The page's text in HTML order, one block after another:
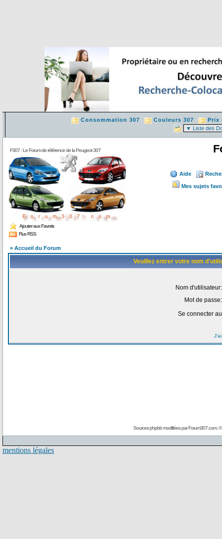
Consommation 307 Couleurs 307 Prix
F307 : Le Forum de référence de la Peugeot 307
Ajouter aux Favoris
Flux RSS
Aide
Mes sujets
» Accueil du Forum
Veuillez entrer votre nom
Nom d'utilisateur:
Mot de passe:
Se connecter
Sources phpbb modifiées parForum307.com, ©
mentions légales